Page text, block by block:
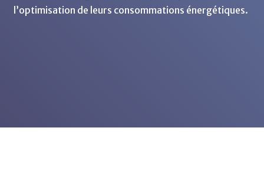
l’optimisation de leurs consommations énergétiques.